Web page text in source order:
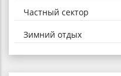
Частный сектор
Зимний отдых